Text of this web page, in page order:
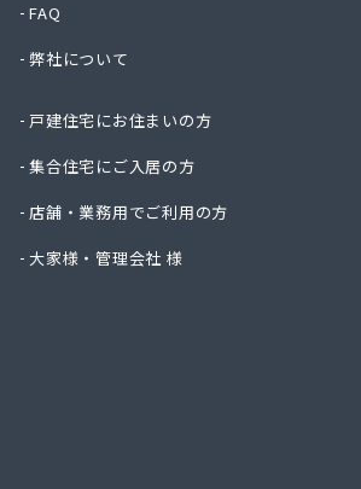
FAQ
弊社について
戸建住宅にお住まいの方
集合住宅にご入居の方
店舗・業務用でご利用の方
大家様・管理会社 様